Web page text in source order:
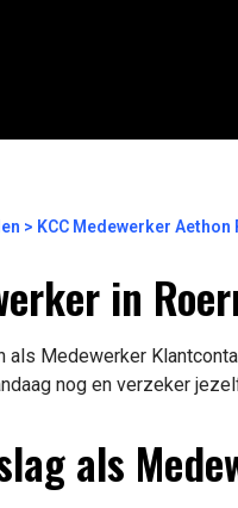
KCC Medewerker
in
als Medewerker
nog en verzeker
als